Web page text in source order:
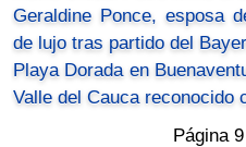
Geraldine Ponce, esposa
de lujo tras partido del
Playa Dorada en
Valle del Cauca reconocido
Página